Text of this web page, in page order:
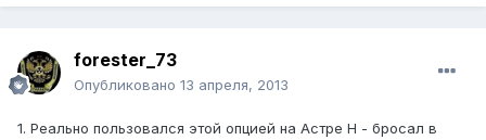
forester_73
Опубликовано 13 апреля, 2013
1. Реально пользовался этой опцией на Астре Н - бросал в